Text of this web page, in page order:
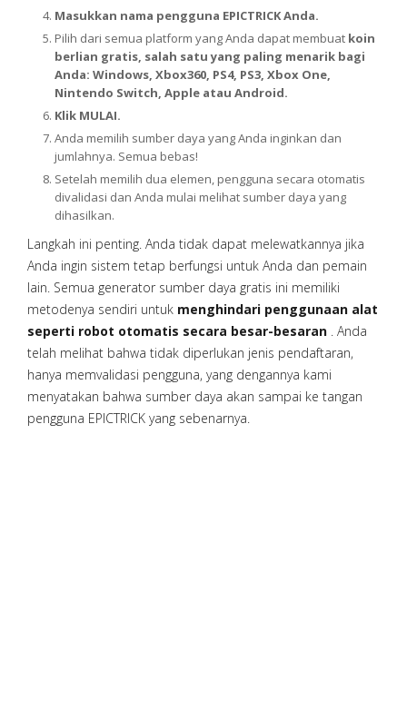
Masukkan nama pengguna EPICTRICK Anda.
Pilih dari semua platform yang Anda dapat membuat koin
berlian gratis, salah satu yang paling menarik bagi
Anda: Windows, Xbox360, PS4, PS3, Xbox One,
Nintendo Switch, Apple atau Android.
Klik MULAI.
Anda memilih sumber daya yang Anda inginkan dan
jumlahnya. Semua bebas!
Setelah memilih dua elemen, pengguna secara otomatis
divalidasi dan Anda mulai melihat sumber daya yang
dihasilkan.
Langkah ini penting. Anda tidak dapat melewatkannya jika
Anda ingin sistem tetap berfungsi untuk Anda dan pemain
lain. Semua generator sumber daya gratis ini memiliki
metodenya sendiri untuk menghindari penggunaan alat
seperti robot otomatis secara besar-besaran . Anda
telah melihat bahwa tidak diperlukan jenis pendaftaran,
hanya memvalidasi pengguna, yang dengannya kami
menyatakan bahwa sumber daya akan sampai ke tangan
pengguna EPICTRICK yang sebenarnya.